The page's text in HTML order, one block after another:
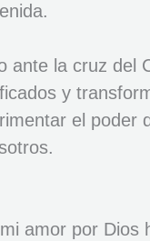
ante la cruz del
y
el poder
amor por